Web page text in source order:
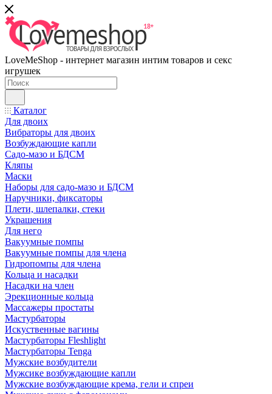
LoveMeShop - интернет магазин интим товаров и секс
игрушек
Каталог
Для двоих
Вибраторы для двоих
Возбуждающие капли
Садо-мазо и БДСМ
Кляпы
Маски
Наборы для садо-мазо и БДСМ
Наручники, фиксаторы
Плети, шлепалки, стеки
Украшения
Для него
Вакуумные помпы
Вакуумные помпы для члена
Гидропомпы для члена
Кольца и насадки
Насадки на член
Эрекционные кольца
Массажеры простаты
Мастурбаторы
Искуственные вагины
Мастурбаторы Fleshlight
Мастурбаторы Tenga
Мужские возбудители
Мужсике возбуждающие капли
Мужские возбуждающие крема, гели и спреи